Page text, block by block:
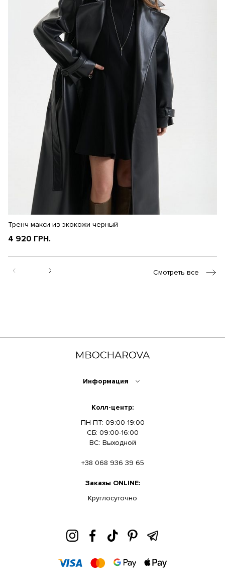
Тренч макси из экокожи черный
4 920 ГРН.
Смотреть все
Информация
Колл-центр:
ПН-ПТ: 09:00-19:00
СБ: 09:00-16:00
ВС: Выходной
+38 068 936 39 65
Заказы ONLINE:
Круглосуточно